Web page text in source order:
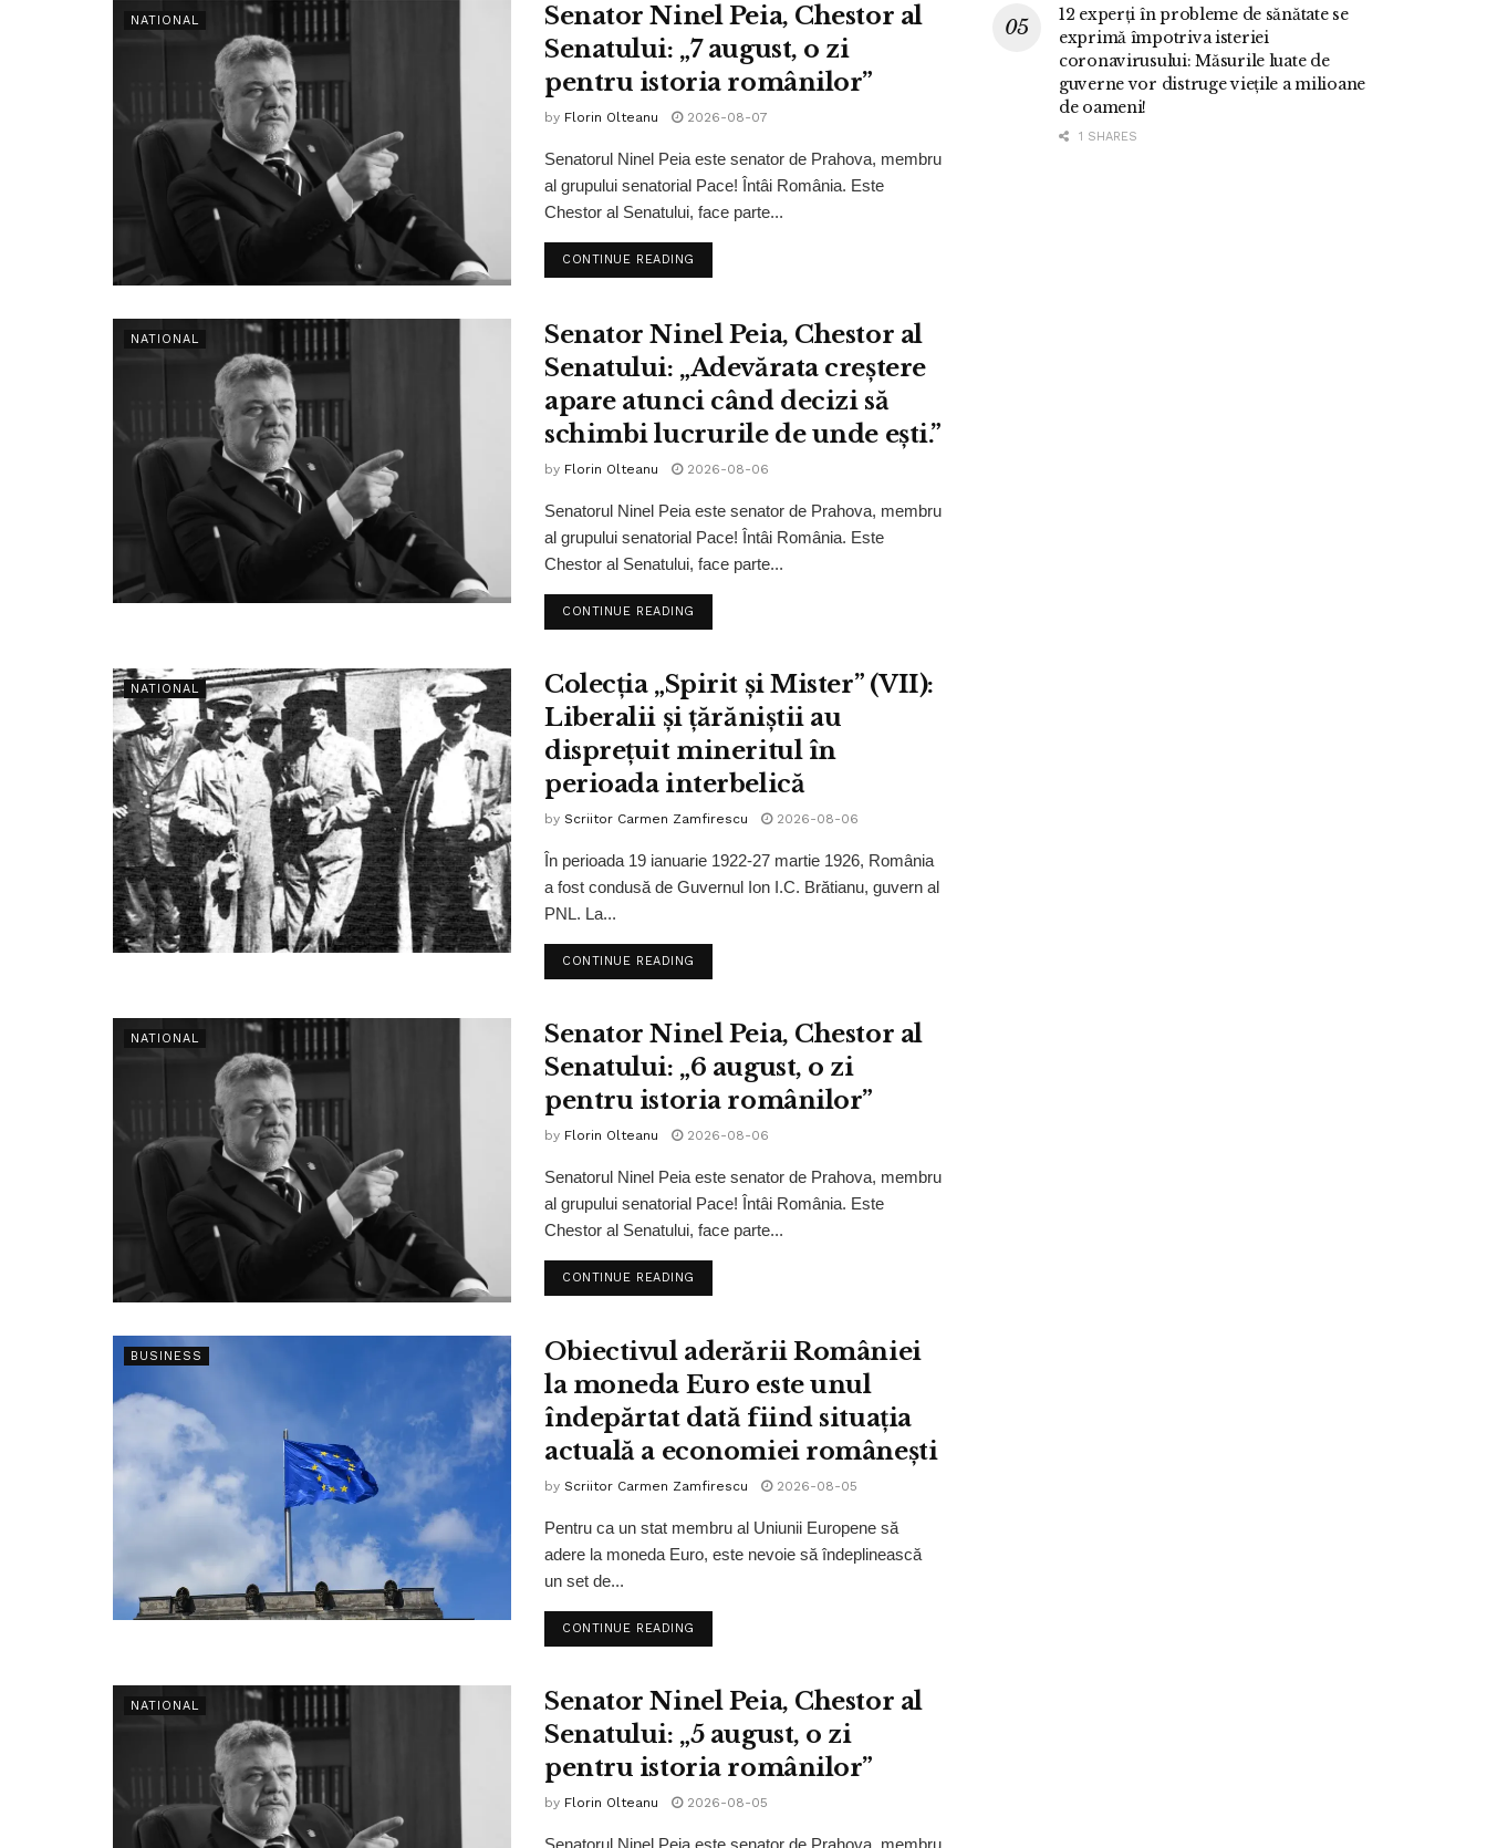
NATIONAL
Senator Ninel Peia, Chestor al
Senatului: „7 august, o zi
pentru istoria românilor”
by Florin Olteanu 2026-08-07
Senatorul Ninel Peia este senator de Prahova, membru
al grupului senatorial Pace! Întâi România. Este
Chestor al Senatului, face parte...
CONTINUE READING
NATIONAL
Senator Ninel Peia, Chestor al
Senatului: „Adevărata creștere
apare atunci când decizi să
schimbi lucrurile de unde ești.”
by Florin Olteanu 2026-08-06
Senatorul Ninel Peia este senator de Prahova, membru
al grupului senatorial Pace! Întâi România. Este
Chestor al Senatului, face parte...
CONTINUE READING
NATIONAL
Colecția „Spirit și Mister” (VII):
Liberalii și țărăniștii au
disprețuit mineritul în
perioada interbelică
by Scriitor Carmen Zamfirescu 2026-08-06
În perioada 19 ianuarie 1922-27 martie 1926, România
a fost condusă de Guvernul Ion I.C. Brătianu, guvern al
PNL. La...
CONTINUE READING
NATIONAL
Senator Ninel Peia, Chestor al
Senatului: „6 august, o zi
pentru istoria românilor”
by Florin Olteanu 2026-08-06
Senatorul Ninel Peia este senator de Prahova, membru
al grupului senatorial Pace! Întâi România. Este
Chestor al Senatului, face parte...
CONTINUE READING
BUSINESS
Obiectivul aderării României
la moneda Euro este unul
îndepărtat dată fiind situația
actuală a economiei românești
by Scriitor Carmen Zamfirescu 2026-08-05
Pentru ca un stat membru al Uniunii Europene să
adere la moneda Euro, este nevoie să îndeplinească
un set de...
CONTINUE READING
NATIONAL
Senator Ninel Peia, Chestor al
Senatului: „5 august, o zi
pentru istoria românilor”
by Florin Olteanu 2026-08-05
Senatorul Ninel Peia este senator de Prahova, membru
12 experți în probleme de sănătate se
exprimă împotriva isteriei
coronavirusului: Măsurile luate de
guverne vor distruge viețile a milioane
de oameni!
1 SHARES